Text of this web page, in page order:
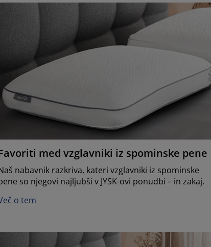
med vzglavniki iz spominske pene
nabavnik razkriva, kateri vzglavniki iz spominske
so njegovi najljubši v JYSK-ovi ponudbi – in zakaj.
o tem